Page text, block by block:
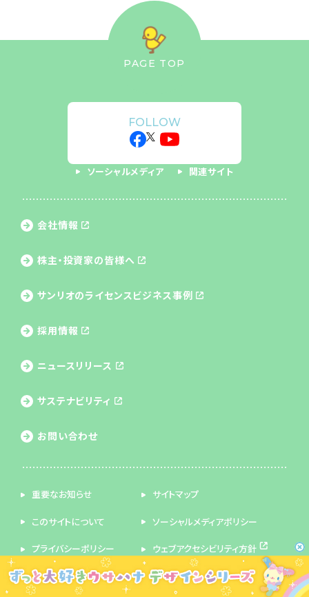
PAGE TOP
FOLLOW
ソーシャルメディア 関連サイト
会社情報
株主・投資家の皆様へ
サンリオのライセンス ビジネス事例
採用情報
ニュースリリース
サステナビリティ
お問い合わせ
重要なお知らせ サイトマップ
このサイトについて ソーシャルメディアポリシー
プライバシーポリシー ウェブアクセシビリティ方針